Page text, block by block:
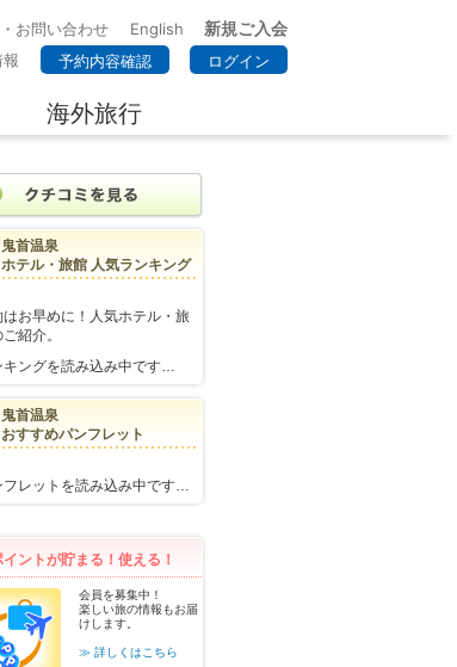
お問い合わせ English
新規ご入会
報 予約内容確認 ログイン
海外旅行
鬼首温泉
ホテル・旅館 人気ランキング
はお早めに！人気ホテル・旅
紹介。
キングを読み込み中です…
鬼首温泉
おすすめパンフレット
フレットを読み込み中です…
イントが貯まる！使える！
会員を募集中！
楽しい旅の情報もお届
けします。
≫ 詳しくはこちら